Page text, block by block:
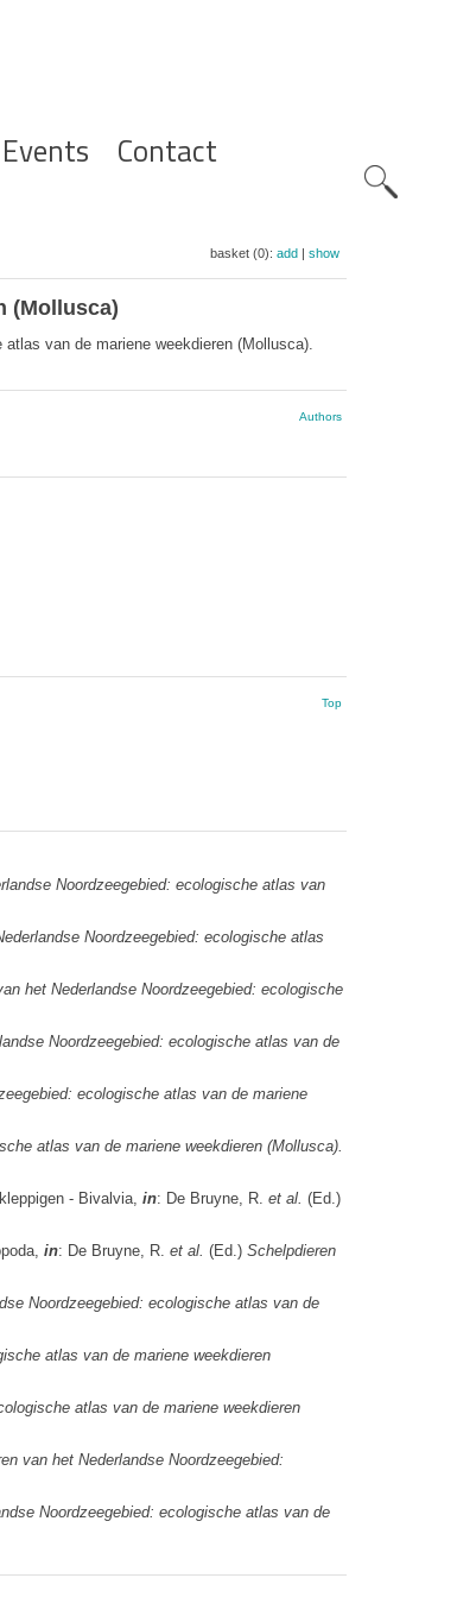
Events Contact
basket (0): add| show
(Mollusca)
van de mariene weekdieren (Mollusca).
Authors
Top
Noordzeegebied: ecologische atlas van
Noordzeegebied: ecologische atlas
het Nederlandse Noordzeegebied: ecologische
Noordzeegebied: ecologische atlas van de
ecologische atlas van de mariene
atlas van de mariene weekdieren (Mollusca).
- Bivalvia, in: De Bruyne, R. et al. (Ed.)
in: De Bruyne, R. et al. (Ed.) Schelpdieren
Noordzeegebied: ecologische atlas van de
atlas van de mariene weekdieren
atlas van de mariene weekdieren
van het Nederlandse Noordzeegebied:
Noordzeegebied: ecologische atlas van de